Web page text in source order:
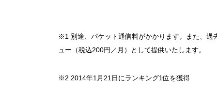
※1 別途、パケット通信料がかかります。また、過
ュー（税込200円／月）として提供いたします。
※2 2014年1月21日にランキング1位を獲得